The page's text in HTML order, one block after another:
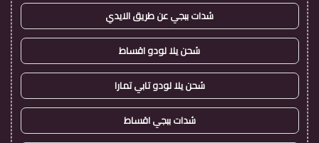
شدات ببجي عن طريق الايدي
شحن يلا لودو اقساط
شحن يلا لودو تابي تمارا
شدات ببجي اقساط